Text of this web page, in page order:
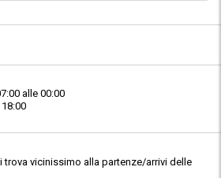
alle 00:00
trova vicinissimo alla partenze/arrivi delle